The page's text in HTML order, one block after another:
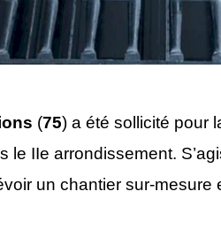
(75) a été sollicité pour
le IIe arrondissement.
un chantier sur-mesure